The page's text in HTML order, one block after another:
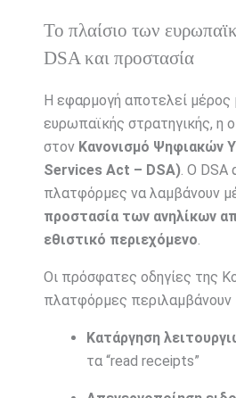
Το πλαίσιο των
DSA και προστασία
Η εφαρμογή αποτελεί μέρος
ευρωπαϊκής στρατηγικής, η
στον Κανονισμό Ψηφιακών
Services Act – DSA). Ο DSA
πλατφόρμες να λαμβάνουν
προστασία των ανηλίκων
εθιστικό περιεχόμενο.
Οι πρόσφατες οδηγίες της
πλατφόρμες περιλαμβάνουν
Κατάργηση
τα “read receipts”